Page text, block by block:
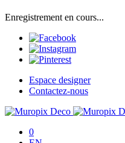
Enregistrement en cours...
Espace designer
Contactez-nous
0